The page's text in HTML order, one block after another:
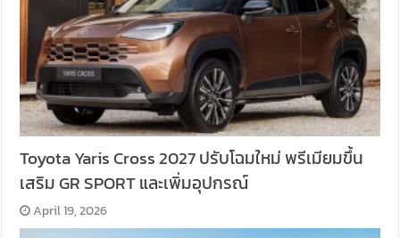
Toyota Yaris Cross 2027 ปรับโฉมใหม่ พรีเมียมขึ้น
เสริม GR SPORT และเพิ่มอุปกรณ์
April 19, 2026